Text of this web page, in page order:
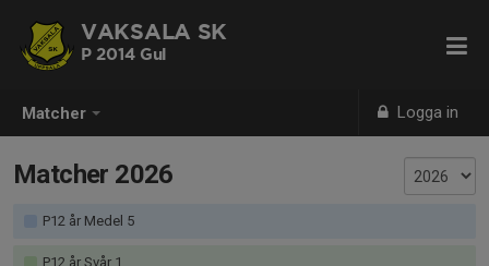
Matcher Logga in
VAKSALA SK
P 2014 Gul
Matcher 2026
P12 år Medel 5
P12 år Svår 1